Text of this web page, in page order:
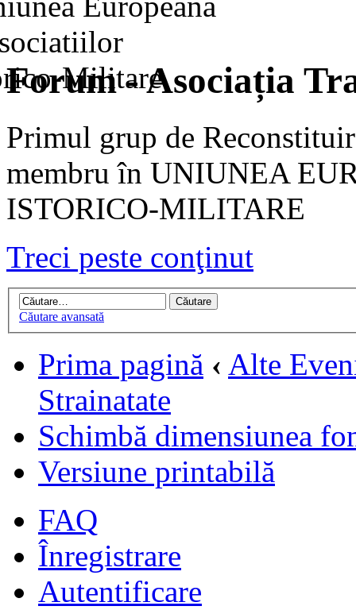
Forum - Asociația
Primul grup de
membru în UNIUNEA
ISTORICO-MILITARE
Treci peste conţinut
Căutare avansată
Prima pagină ‹ Alte
Strainatate
Schimbă dimensiunea
Versiune printabilă
FAQ
Înregistrare
Autentificare